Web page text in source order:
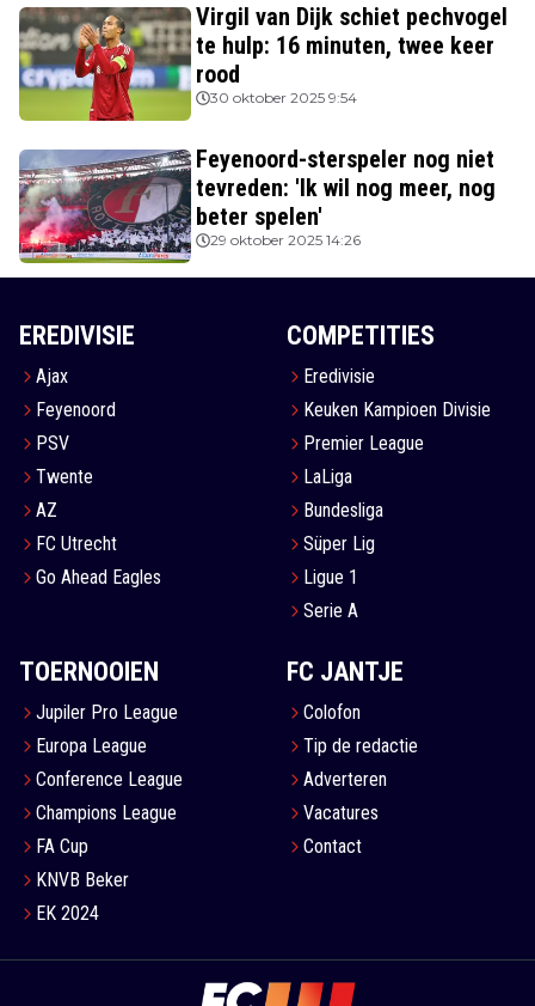
Virgil van Dijk schiet pechvogel
te hulp: 16 minuten, twee keer
rood
30 oktober 2025 9:54
Feyenoord-sterspeler nog niet
tevreden: 'Ik wil nog meer, nog
beter spelen'
29 oktober 2025 14:26
EREDIVISIE
Ajax
Feyenoord
PSV
Twente
AZ
FC Utrecht
Go Ahead Eagles
COMPETITIES
Eredivisie
Keuken Kampioen Divisie
Premier League
LaLiga
Bundesliga
Süper Lig
Ligue 1
Serie A
TOERNOOIEN
Jupiler Pro League
Europa League
Conference League
Champions League
FA Cup
KNVB Beker
EK 2024
FC JANTJE
Colofon
Tip de redactie
Adverteren
Vacatures
Contact